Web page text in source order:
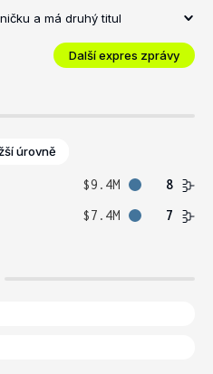
a má druhý titul
Další expres zprávy
úrovně
$9.4M
8
$7.4M 7